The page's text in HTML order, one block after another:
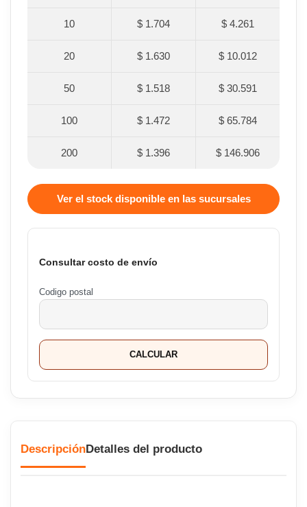
10 $ 1.704 $ 4.261
20 $ 1.630 $ 10.012
50 $ 1.518 $ 30.591
100 $ 1.472 $ 65.784
200 $ 1.396 $ 146.906
Ver el stock disponible en las sucursales
Consultar costo de envío
Codigo postal
CALCULAR
DescripciónDetalles del producto